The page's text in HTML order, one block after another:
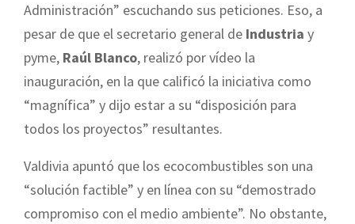
Administración” escuchando sus peticiones. Eso, a
pesar de que el secretario general de Industria y
pyme, Raúl Blanco, realizó por vídeo la
inauguración, en la que calificó la iniciativa como
“magnífica” y dijo estar a su “disposición para
todos los proyectos” resultantes.
Valdivia apuntó que los ecocombustibles son una
“solución factible” y en línea con su “demostrado
compromiso con el medio ambiente”. No obstante,